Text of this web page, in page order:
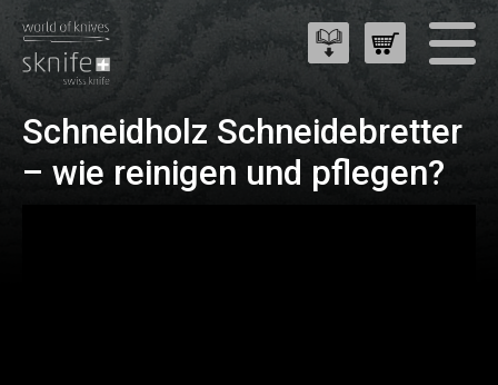
Schneidholz Schneidebretter
– wie reinigen und pflegen?